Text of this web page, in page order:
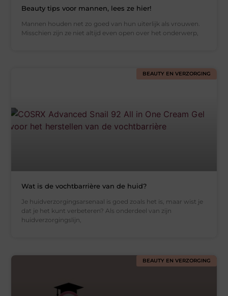
Beauty tips voor mannen, lees ze hier!
Mannen houden net zo goed van hun uiterlijk als vrouwen.
Misschien zijn ze niet altijd even open over het onderwerp,
BEAUTY EN VERZORGING
Wat is de vochtbarrière van de huid?
Je huidverzorgingsarsenaal is goed zoals het is, maar wist je
dat je het kunt verbeteren? Als onderdeel van zijn
huidverzorgingslijn,
BEAUTY EN VERZORGING